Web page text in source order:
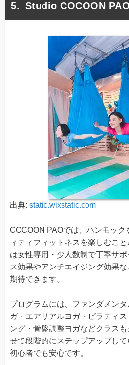
Studio COCOON PAO
出典: static.wixstatic.com
COCOON PAOでは、ハンモック
ィティフィットネスを楽しむこ
は女性専用・少人数制で丁寧サ
ス効果やアンチエイジング効果
期待できます。
プログラムには、ファンダメン
ガ・エアリアルヨガ・ピラティ
ング・骨盤調整ヨガなどクラス
せて段階的にステップアップして
初心者でも安心です。